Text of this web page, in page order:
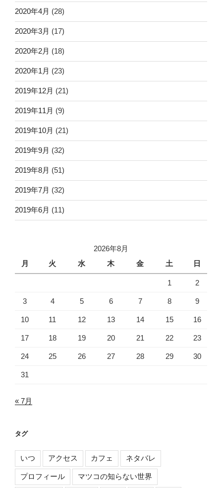
2020年4月 (28)
2020年3月 (17)
2020年2月 (18)
2020年1月 (23)
2019年12月 (21)
2019年11月 (9)
2019年10月 (21)
2019年9月 (32)
2019年8月 (51)
2019年7月 (32)
2019年6月 (11)
2026年8月
月
火 水 木 金 土 日
1 2
3 4 5 6 7 8 9
10 11 12 13 14 15 16
17 18 19 20 21 22 23
24 25 26 27 28 29 30
31
« 7月
タグ
いつ アクセス カフェ ネタバレ
プロフィール マツコの知らない世界